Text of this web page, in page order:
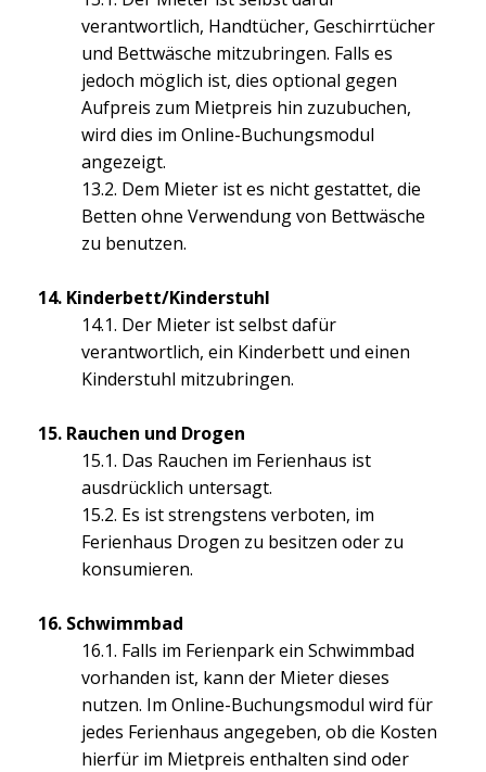
verantwortlich, Handtücher, Geschirrtücher
und Bettwäsche mitzubringen. Falls es
jedoch möglich ist, dies optional gegen
Aufpreis zum Mietpreis hin zuzubuchen,
wird dies im Online-Buchungsmodul
angezeigt.
13.2. Dem Mieter ist es nicht gestattet, die
Betten ohne Verwendung von Bettwäsche
zu benutzen.
14. Kinderbett/Kinderstuhl
14.1. Der Mieter ist selbst dafür
verantwortlich, ein Kinderbett und einen
Kinderstuhl mitzubringen.
15. Rauchen und Drogen
15.1. Das Rauchen im Ferienhaus ist
ausdrücklich untersagt.
15.2. Es ist strengstens verboten, im
Ferienhaus Drogen zu besitzen oder zu
konsumieren.
16. Schwimmbad
16.1. Falls im Ferienpark ein Schwimmbad
vorhanden ist, kann der Mieter dieses
nutzen. Im Online-Buchungsmodul wird für
jedes Ferienhaus angegeben, ob die Kosten
hierfür im Mietpreis enthalten sind oder